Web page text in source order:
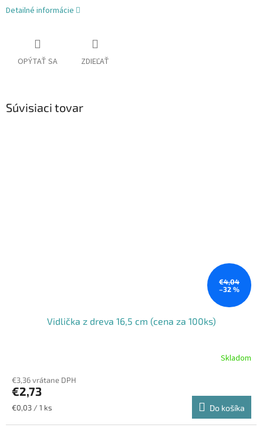
Detailné informácie
OPÝTAŤ SA ZDIEĽAŤ
Súvisiaci tovar
€4,04
–32 %
Vidlička z dreva 16,5 cm (cena za 100ks)
Skladom
€3,36 vrátane DPH
€2,73
Jednotková
€0,03 / 1 ks Do košíka